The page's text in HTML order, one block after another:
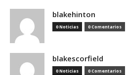
blakehinton
0 Noticias 0 Comentarios
blakescorfield
0 Noticias 0 Comentarios